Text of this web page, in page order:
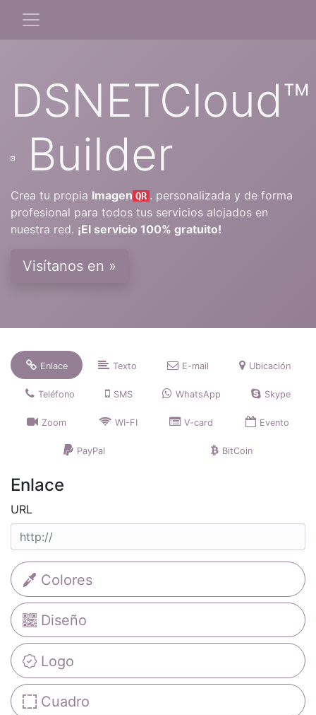
DSNETCloud™
Builder
Crea tu propia Imagen QR . personalizada y de forma
profesional para todos tus servicios alojados en
nuestra red. ¡El servicio 100% gratuito!
Visítanos en »
Enlace Texto E-mail Ubicación
Teléfono SMS WhatsApp Skype
Zoom WI-FI V-card Evento
PayPal BitCoin
Enlace
URL
Colores
Diseño
Logo
Cuadro